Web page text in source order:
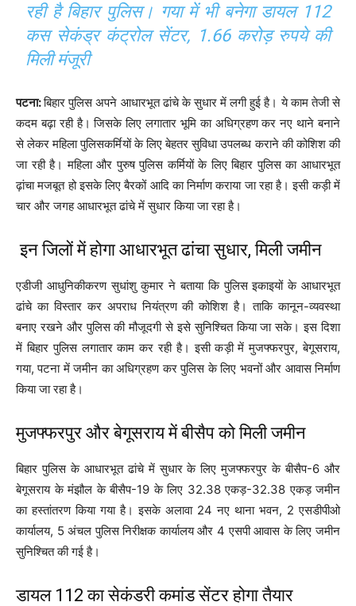
रही है बिहार पुलिस। गया में भी बनेगा डायल 112
कस सेकंड्र कंट्रोल सेंटर, 1.66 करोड़ रुपये की
मिली मंजूरी
पटना:बिहार पुलिस अपने आधारभूत ढांचे के सुधार में लगी हुई है। ये काम तेजी से
कदम बढ़ा रही है। जिसके लिए लगातार भूमि का अधिग्रहण कर नए थाने बनाने
से लेकर महिला पुलिसकर्मियों के लिए बेहतर सुविधा उपलब्‍ध कराने की कोशिश की
जा रही है। महिला और पुरुष पुलिस कर्मियों के लिए बिहार पुलिस का आधारभूत
ढ़ांचा मजबूत हो इसके लिए बैरकों आदि का निर्माण कराया जा रहा है। इसी कड़ी में
चार और जगह आधारभूत ढांचे में सुधार किया जा रहा है।
इन जिलों में होगा आधारभूत ढांचा सुधार, मिली जमीन
एडीजी आधुनिकीकरण सुधांशु कुमार ने बताया कि पुलिस इकाइयों के आधारभूत
ढांचे का विस्तार कर अपराध नियंत्रण की कोशिश है। ताकि कानून-व्यवस्था
बनाए रखने और पुलिस की मौजूदगी से इसे सुनिश्चित किया जा सके। इस दिशा
में बिहार पुलिस लगातार काम कर रही है। इसी कड़ी में मुजफ्फरपुर, बेगूसराय,
गया, पटना में जमीन का अधिग्रहण कर पुलिस के लिए भवनों और आवास निर्माण
किया जा रहा है।
मुजफ्फरपुर और बेगूसराय में बीसैप को मिली जमीन
बिहार पुलिस के आधारभूत ढांचे में सुधार के लिए मुजफ्फरपुर के बीसैप-6 और
बेगूसराय के मंझौल के बीसैप-19 के लिए 32.38 एकड़-32.38 एकड़ जमीन
का हस्तांतरण किया गया है। इसके अलावा 24 नए थाना भवन, 2 एसडीपीओ
कार्यालय, 5 अंचल पुलिस निरीक्षक कार्यालय और 4 एसपी आवास के लिए जमीन
सुनिश्चित की गई है।
डायल 112 का सेकंडरी कमांड सेंटर होगा तैयार